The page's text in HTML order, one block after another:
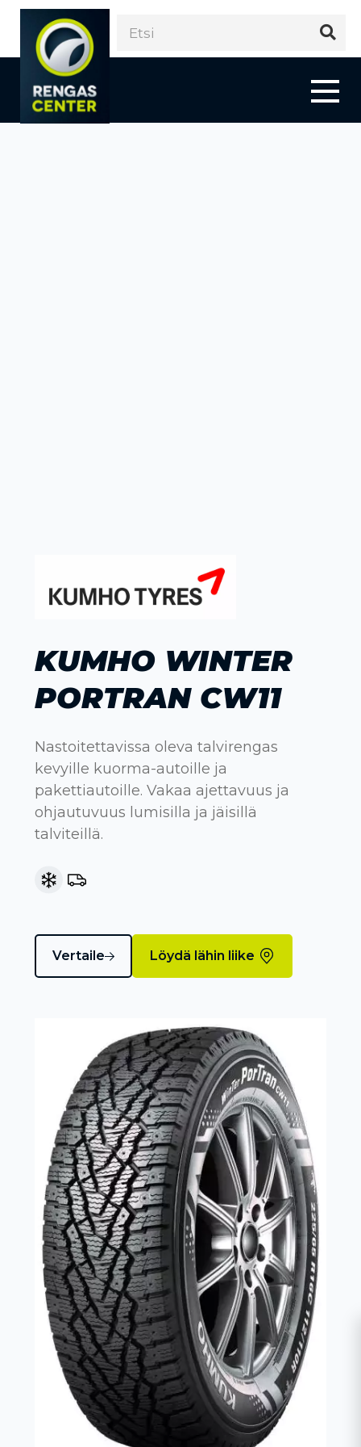
KUMHO WINTER
PORTRAN CW11
Nastoitettavissa oleva talvirengas
kevyille kuorma-autoille ja
pakettiautoille. Vakaa ajettavuus ja
ohjautuvuus lumisilla ja jäisillä
talviteillä.
Vertaile Löydä lähin liike